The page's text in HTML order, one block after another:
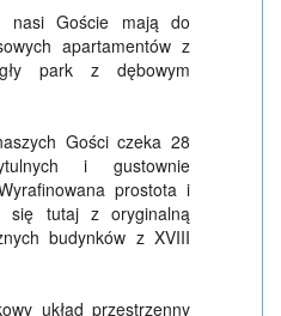
nasi Goście mają do
apartamentów z
park z dębowym
Gości czeka 28
i gustownie
prostota i
się tutaj z oryginalną
budynków z XVIII
układ przestrzenny